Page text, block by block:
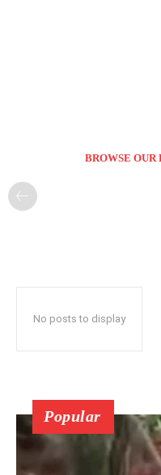
BROWSE
No posts to display
Popular